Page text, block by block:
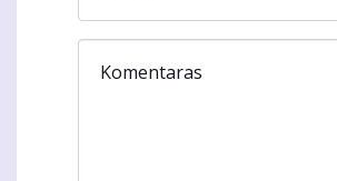
Komentaras